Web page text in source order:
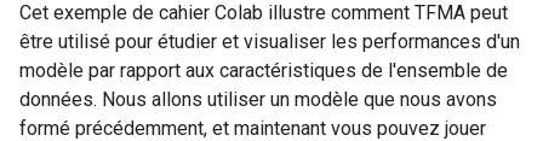
Cet exemple de cahier Colab illustre comment TFMA peut
être utilisé pour étudier et visualiser les performances d'un
modèle par rapport aux caractéristiques de l'ensemble de
données. Nous allons utiliser un modèle que nous avons
formé précédemment, et maintenant vous pouvez jouer